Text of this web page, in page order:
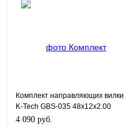
Комплект направляющих вилки
K-Tech GBS-035 48x12x2.00
4 090 руб.